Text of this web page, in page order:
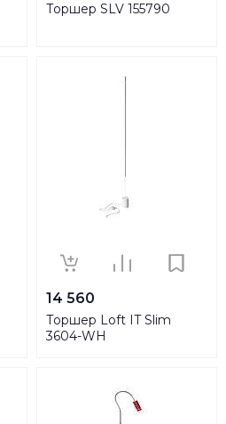
Торшер SLV 155790
14 560
Торшер Loft IT Slim
3604-WH